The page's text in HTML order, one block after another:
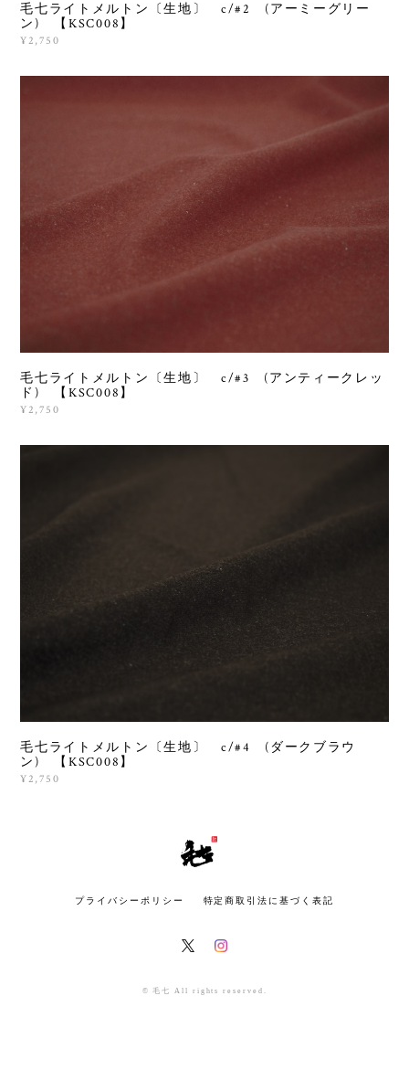
毛七ライトメルトン〔生地〕 c/#2 (アーミーグリー
ン) 【KSC008】
¥2,750
毛七ライトメルトン〔生地〕 c/#3 (アンティークレッ
ド) 【KSC008】
¥2,750
毛七ライトメルトン〔生地〕 c/#4 (ダークブラウ
ン) 【KSC008】
¥2,750
プライバシーポリシー 特定商取引法に基づく表記
© 毛七 All rights reserved.